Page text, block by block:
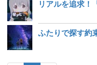
リアルを追求！